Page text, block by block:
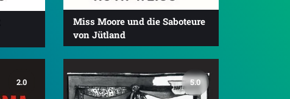
Miss Moore und die Saboteure
von Jütland
2.0 5.0